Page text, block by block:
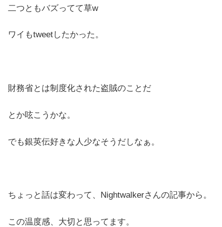
二つともバズってて草w
ワイもtweetしたかった。
財務省とは制度化された盗賊のことだ
とか呟こうかな。
でも銀英伝好きな人少なそうだしなぁ。
ちょっと話は変わって、Nightwalkerさんの記事から。
この温度感、大切と思ってます。